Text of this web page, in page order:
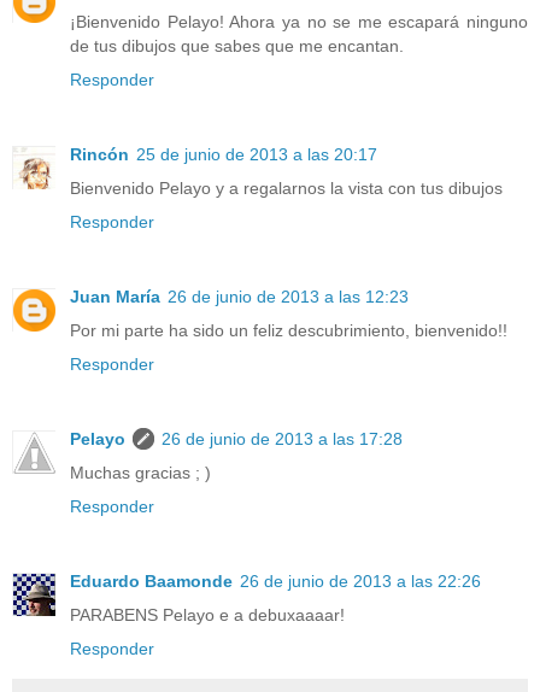
¡Bienvenido Pelayo! Ahora ya no se me escapará ninguno
de tus dibujos que sabes que me encantan.
Responder
Rincón 25 de junio de 2013 a las 20:17
Bienvenido Pelayo y a regalarnos la vista con tus dibujos
Responder
Juan María 26 de junio de 2013 a las 12:23
Por mi parte ha sido un feliz descubrimiento, bienvenido!!
Responder
Pelayo
26 de junio de 2013 a las 17:28
Muchas gracias ; )
Responder
Eduardo Baamonde 26 de junio de 2013 a las 22:26
PARABENS Pelayo e a debuxaaaar!
Responder